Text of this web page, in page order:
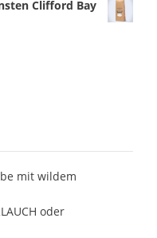
Clifford Bay
mit wildem
oder